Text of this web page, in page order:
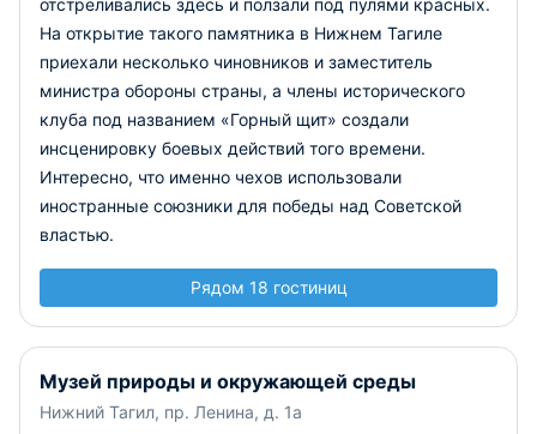
отстреливались здесь и ползали под пулями красных.
На открытие такого памятника в Нижнем Тагиле
приехали несколько чиновников и заместитель
министра обороны страны, а члены исторического
клуба под названием «Горный щит» создали
инсценировку боевых действий того времени.
Интересно, что именно чехов использовали
иностранные союзники для победы над Советской
властью.
Рядом 18 гостиниц
Музей природы и окружающей среды
Нижний Тагил, пр. Ленина, д. 1а